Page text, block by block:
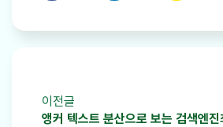
이전글
앵커 텍스트 분산으로 보는 검색엔